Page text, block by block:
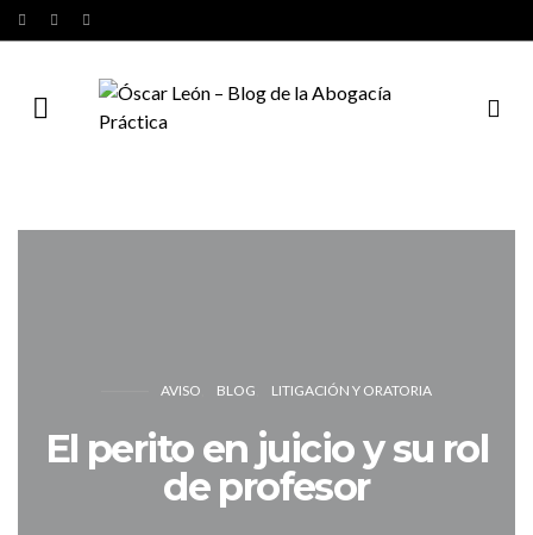
AVISO BLOG LITIGACIÓN Y ORATORIA
El perito en juicio y su rol
de profesor